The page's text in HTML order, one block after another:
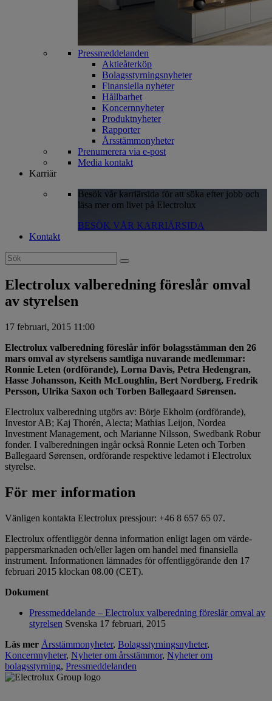
Pressmeddelanden
Aktieåterköp
Bolagsstyrningsnyheter
Finansiella nyheter
Hållbarhet
Koncernnyheter
Produktnyheter
Rapporter
Årsstämmonyheter
Prenumerera via e-post
Media kontakt
Karriär
Besök vår karriärsida för att söka efter jobb och
läsa mer om livet på Electrolux
BESÖK VÅR KARRIÄRSIDA
Kontakt
Search
for:
Electrolux valberedning föreslår omval
av styrelsen
17 februari, 2015 11:00
Electrolux valberedning föreslår inför bolagsstämman den 26
mars omval av styrelsens samtliga nuvarande medlemmar:
Ronnie Leten (ordförande), Lorna Davis, Petra Hedengran,
Hasse Johansson, Keith McLoughlin, Bert Nordberg, Fredrik
Persson, Ulrika Saxon och Torben Ballegaard Sørensen.
Electrolux valberedning utgörs av: Börje Ekholm (ordförande),
Investor AB; Kaj Thorén, Alecta; Mathias Leijon, Nordea
Investment Management, och Marianne Nilsson, Swedbank Robur
fonder. I valberedningen ingår också Ronnie Leten och Torben
Ballegaard Sørensen, ordförande respektive ledamot i Electrolux
styrelse.
För mer information
Vänligen kontakta Electrolux pressjour: +46 8 657 65 07.
Electrolux offentliggör denna information enligt lagen om värde­
pappersmarknaden och/eller lagen om handel med finansiella
instrument. Informationen lämnades för offentliggörande den 17
februari 2015 klockan 08.00 (CET).
Dokument
Pressmeddelande – Electrolux valberedning föreslår omval av
styrelsen Svenska 17 februari, 2015
Läs mer Årsstämmonyheter, Bolagsstyrningsnyheter,
Koncernnyheter, Nyheter om årsstämmor, Nyheter om
bolagsstyrning, Pressmeddelanden